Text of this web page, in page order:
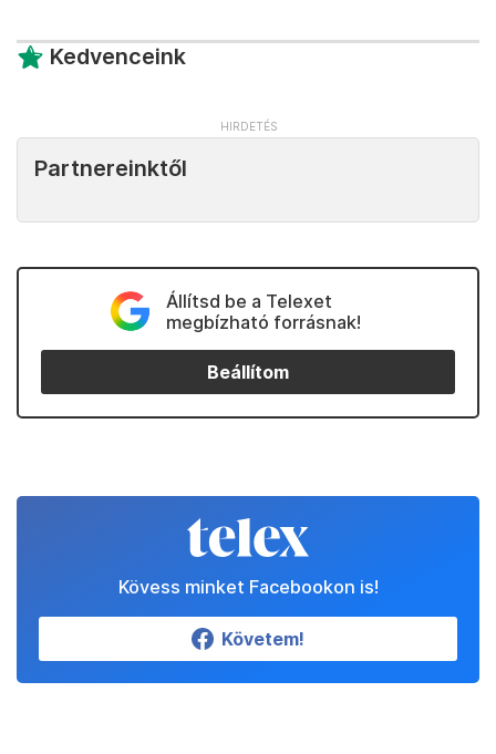
Kedvenceink
Partnereinktől
Állítsd be a Telexet
megbízható forrásnak!
Beállítom
Kövess minket Facebookon is!
Követem!